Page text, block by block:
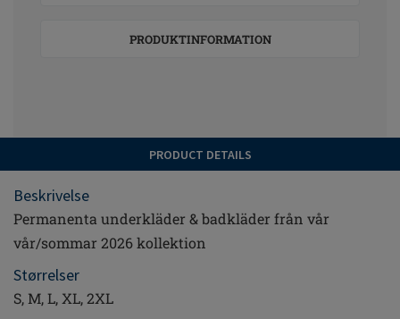
PRODUKTINFORMATION
PRODUCT DETAILS
Beskrivelse
Permanenta underkläder & badkläder från vår
vår/sommar 2026 kollektion
Størrelser
S, M, L, XL, 2XL